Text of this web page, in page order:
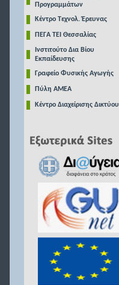
Προγραμμάτων
Κέντρο Τεχνολ. Έρευνας
ΠΕΓΑ ΤΕΙ Θεσσαλίας
Ινστιτούτο Δια Βίου
Εκπαίδευσης
Γραφείο Φυσικής Αγωγής
Πύλη ΑΜΕΑ
Κέντρο Διαχείρισης Δικτύου